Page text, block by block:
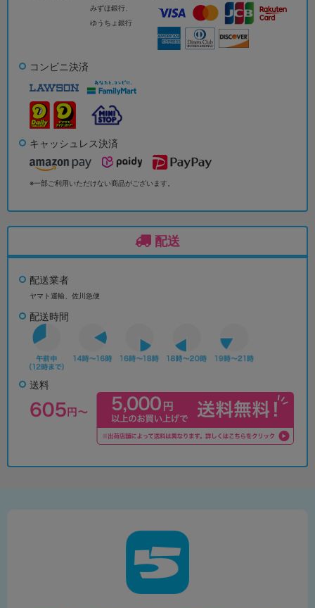
みずほ銀行、
ゆうちょ銀行
コンビニ決済
キャッシュレス決済
※一部ご利用いただけない商品がございます。
配送
配送業者
ヤマト運輸、佐川急便
配送時間
送料